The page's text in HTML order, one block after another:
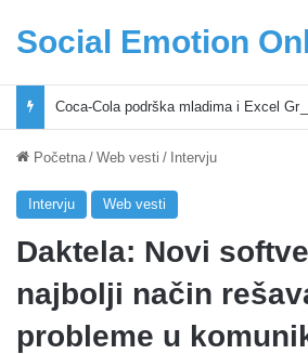
Social Emotion
Početna / Web vesti / Intervju
Intervju Web vesti
Daktela: Novi
najbolji način
probleme u